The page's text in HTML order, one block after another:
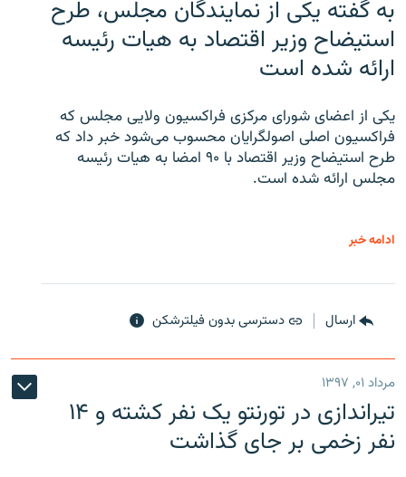
به گفته یکی از نمایندگان مجلس، طرح
استیضاح وزیر اقتصاد به هیات رئیسه
ارائه شده است
یکی از اعضای شورای مرکزی فراکسیون ولایی مجلس که
فراکسیون اصلی اصولگرایان محسوب می‌شود خبر داد که
طرح استیضاح وزیر اقتصاد با ۹۰ امضا به هیات رئیسه
مجلس ارائه شده است.
ادامه خبر
ارسال دسترسی بدون فیلترشکن
مرداد ۰۱, ۱۳۹۷
تیراندازی در تورنتو یک نفر کشته و ۱۴
نفر زخمی بر جای گذاشت